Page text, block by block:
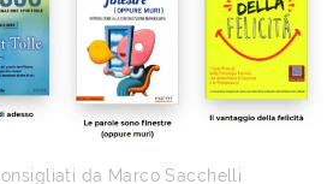
da Marco Sacchelli